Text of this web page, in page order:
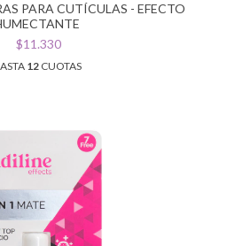
PARA CUTÍCULAS - EFECTO
$11.330
12CUOTAS